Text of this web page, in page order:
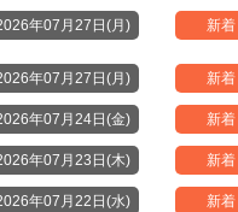
年07月27日(月) 新着
年07月27日(月) 新着
年07月24日(金) 新着
年07月23日(木) 新着
年07月22日(水) 新着